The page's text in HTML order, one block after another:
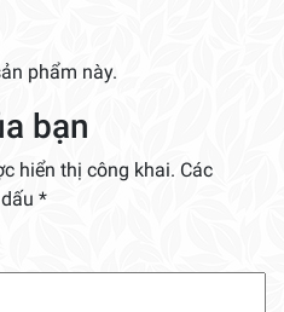
phẩm này.
bạn
hiển thị công khai. Các
*